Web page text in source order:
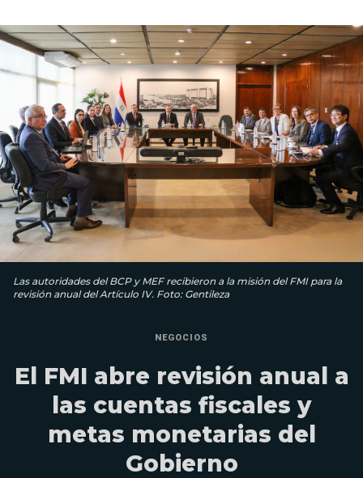
Las autoridades del BCP y MEF recibieron a la misión del FMI para la
revisión anual del Artículo IV. Foto: Gentileza
NEGOCIOS
El FMI abre revisión anual a
las cuentas fiscales y
metas monetarias del
Gobierno